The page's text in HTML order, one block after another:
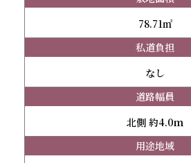
78.71㎡
私道負担
なし
道路幅員
北側 約4.0ｍ
用途地域